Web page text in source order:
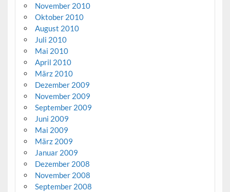
November 2010
Oktober 2010
August 2010
Juli 2010
Mai 2010
April 2010
März 2010
Dezember 2009
November 2009
September 2009
Juni 2009
Mai 2009
März 2009
Januar 2009
Dezember 2008
November 2008
September 2008